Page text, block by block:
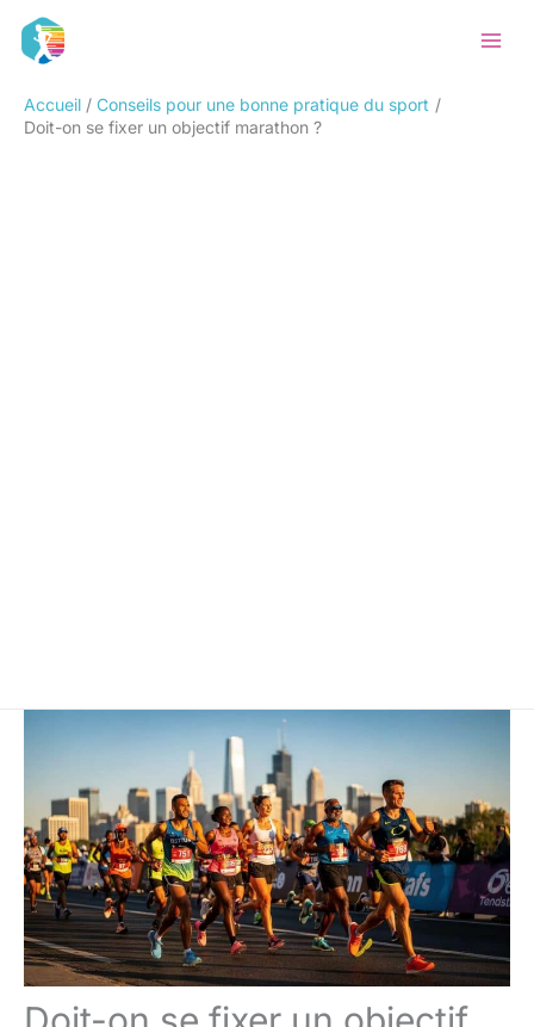
Accueil
Conseils pour une bonne pratique du sport
Doit-on se fixer un objectif marathon ?
Rechercher